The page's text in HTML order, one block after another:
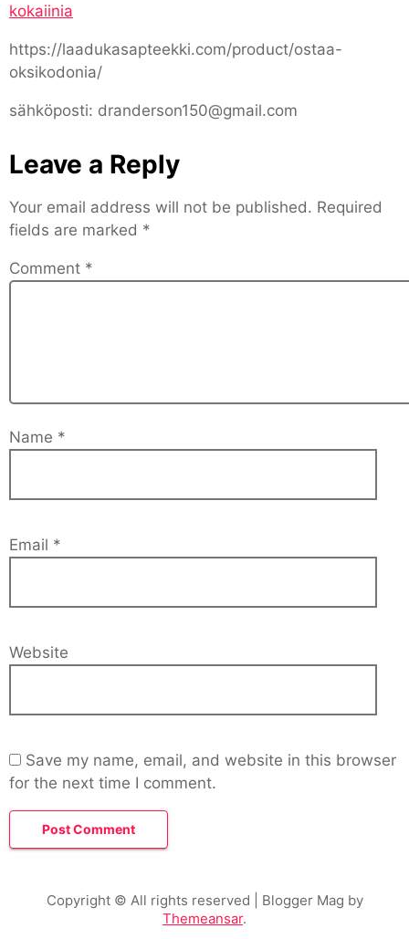
kokaiinia
https://laadukasapteekki.com/product/ostaa-
oksikodonia/
sähköposti: dranderson150@gmail.com
Leave a Reply
Your email address will not be published. Required
fields are marked *
Comment *
Name *
Email *
Website
Save my name, email, and website in this browser
for the next time I comment.
Copyright © All rights reserved | Blogger Mag by
Themeansar.